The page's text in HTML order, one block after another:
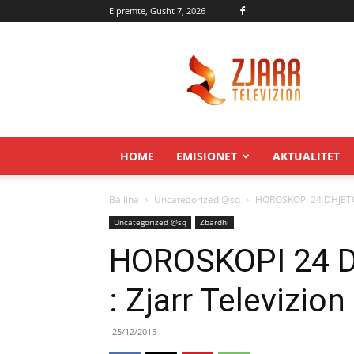
E premte, Gusht 7, 2026
HOME EMISIONET AKTUALITET
Ballina Uncategorized @sq HOROSKOPI 24
Uncategorized @sq Zbardhi
HOROSKOPI 24
: Zjarr Televizion
25/12/2015